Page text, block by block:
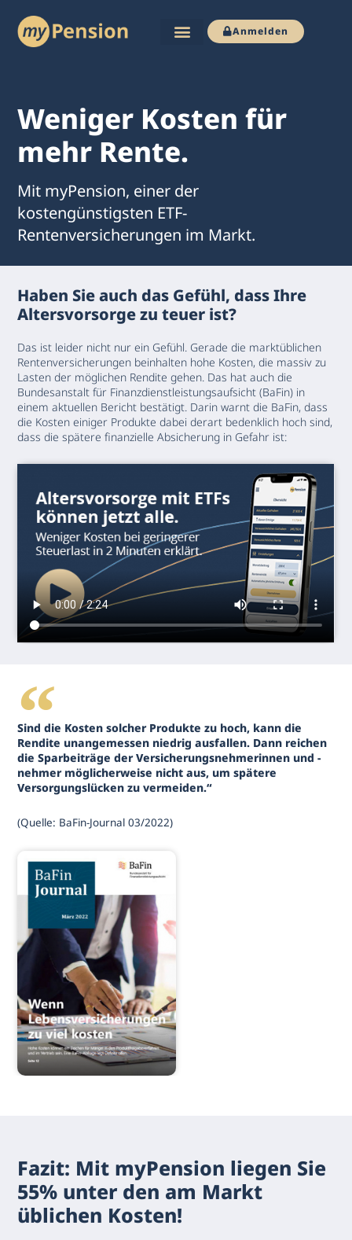
Zum
Anmelden
Weniger Kosten für
mehr Rente. ​
Mit myPension, einer der
kostengünstigsten ETF-
Rentenversicherungen im Markt.
Haben Sie auch das Gefühl, dass Ihre
Altersvorsorge zu teuer ist?
Das ist leider nicht nur ein Gefühl. Gerade die marktüblichen
Rentenversicherungen beinhalten hohe Kosten, die massiv zu
Lasten der möglichen Rendite gehen. Das hat auch die
Bundesanstalt für Finanzdienstleistungsaufsicht (BaFin) in
einem aktuellen Bericht bestätigt. Darin warnt die BaFin, dass
die Kosten einiger Produkte dabei derart bedenklich hoch sind,
dass die spätere finanzielle Absicherung in Gefahr ist:
Sind die Kosten solcher Produkte zu hoch, kann die
Rendite unangemessen niedrig ausfallen. Dann reichen
die Sparbeiträge der Versicherungsnehmerinnen und -
nehmer möglicherweise nicht aus, um spätere
Versorgungslücken zu vermeiden.“
(Quelle: BaFin-Journal 03/2022)
Fazit: Mit myPension liegen Sie
55% unter den am Markt
üblichen Kosten!​